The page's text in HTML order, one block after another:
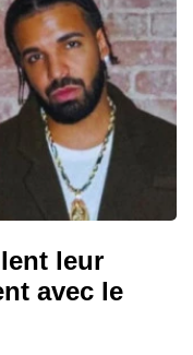
leur
avec le